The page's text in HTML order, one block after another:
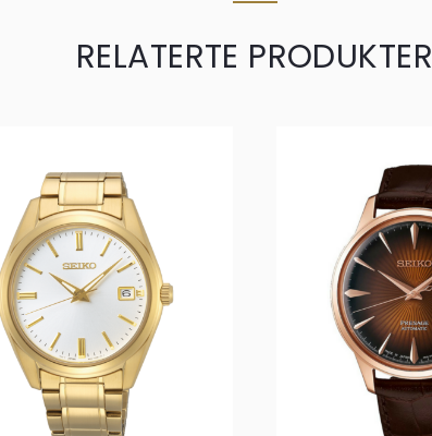
RELATERTE PRODUKTER